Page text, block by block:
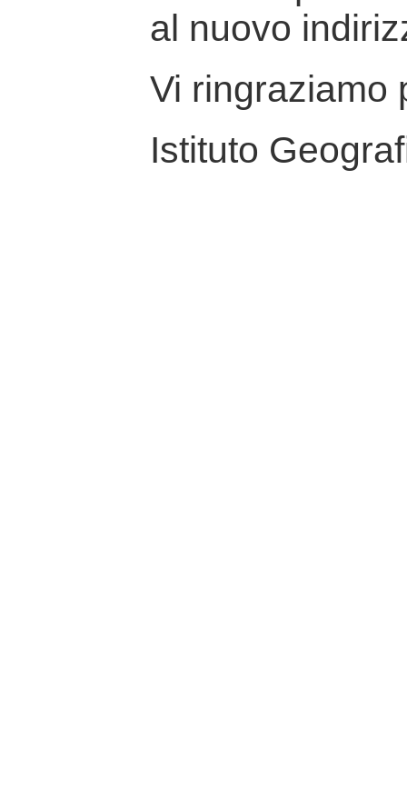
al nuovo
Vi ringraziamo
Istituto